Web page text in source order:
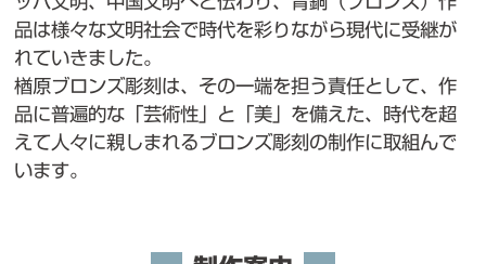
品は様々な文明社会で時代を彩りながら現代に受継が
れていきました。
楢原ブロンズ彫刻は、その一端を担う責任として、作
品に普遍的な「芸術性」と「美」を備えた、時代を超
えて人々に親しまれるブロンズ彫刻の制作に取組んで
います。